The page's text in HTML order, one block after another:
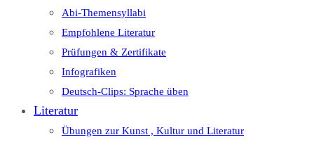
Abi-Themensyllabi
Empfohlene Literatur
Prüfungen & Zertifikate
Infografiken
Deutsch-Clips: Sprache üben
Literatur
Übungen zur Kunst , Kultur und Literatur